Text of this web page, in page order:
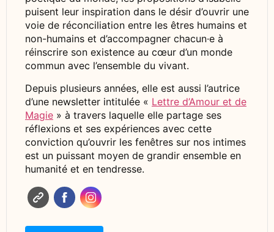
puisent leur inspiration dans le désir d’ouvrir une
voie de réconciliation entre les êtres humains et
non-humains et d’accompagner chacun·e à
réinscrire son existence au cœur d’un monde
commun avec l’ensemble du vivant.
Depuis plusieurs années, elle est aussi l’autrice
d’une newsletter intitulée « Lettre d’Amour et de
Magie » à travers laquelle elle partage ses
réflexions et ses expériences avec cette
conviction qu’ouvrir les fenêtres sur nos intimes
est un puissant moyen de grandir ensemble en
humanité et en tendresse.